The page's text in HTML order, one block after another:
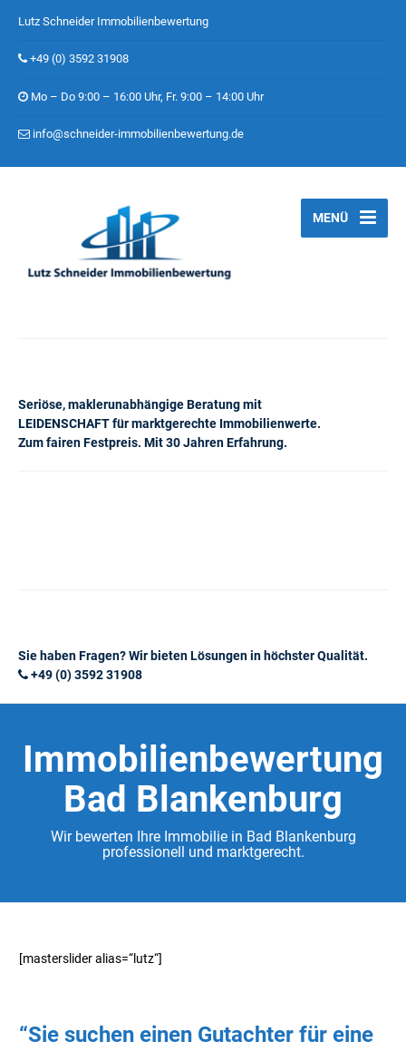
Lutz Schneider Immobilienbewertung
+49 (0) 3592 31908
Mo – Do 9:00 – 16:00 Uhr, Fr. 9:00 – 14:00 Uhr
info@schneider-immobilienbewertung.de
Seriöse, maklerunabhängige Beratung mit
LEIDENSCHAFT für marktgerechte Immobilienwerte.
Zum fairen Festpreis. Mit 30 Jahren Erfahrung.
MENÜ
Sie haben Fragen? Wir bieten Lösungen in höchster Qualität.
+49 (0) 3592 31908
Immobilienbewertung
Bad Blankenburg
Wir bewerten Ihre Immobilie in Bad Blankenburg
professionell und marktgerecht.
[masterslider alias=“lutz“]
“Sie suchen einen Gutachter für eine